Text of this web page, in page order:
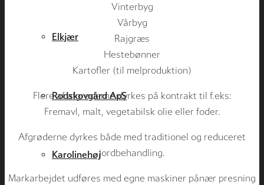
Elkjær
Rodskovgård ApS
Karolinehøj
Vinterbyg
Vårbyg
Rajgræs
Hestebønner
Kartofler (til melproduktion)
Flere af afgrøderne dyrkes på kontrakt til f.eks:
Fremavl, malt, vegetabilsk olie eller foder.
Afgrøderne dyrkes både med traditionel og reduceret
jordbehandling.
Markarbejdet udføres med egne maskiner pånær presning